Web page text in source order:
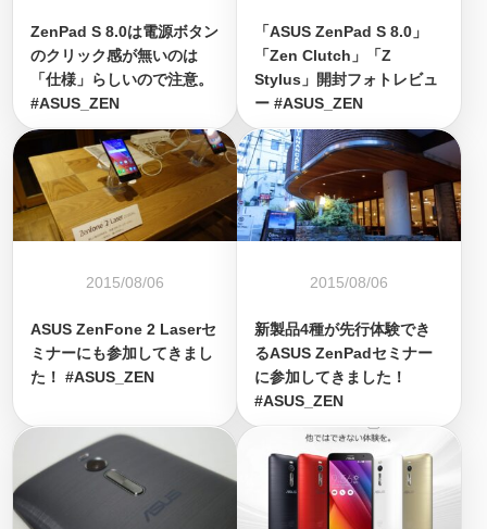
ZenPad S 8.0は電源ボタン
のクリック感が無いのは
「仕様」らしいので注意。
#ASUS_ZEN
「ASUS ZenPad S 8.0」
「Zen Clutch」「Z
Stylus」開封フォトレビュ
ー #ASUS_ZEN
2015/08/06
ASUS ZenFone 2 Laserセ
ミナーにも参加してきまし
た！ #ASUS_ZEN
2015/08/06
新製品4種が先行体験でき
るASUS ZenPadセミナー
に参加してきました！
#ASUS_ZEN